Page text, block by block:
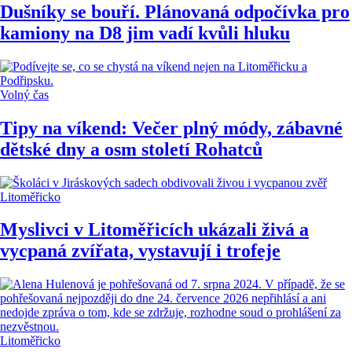
Dušníky se bouří. Plánovaná odpočívka pro
kamiony na D8 jim vadí kvůli hluku
Volný čas
Tipy na víkend: Večer plný módy, zábavné
dětské dny a osm století Rohatců
Litoměřicko
Myslivci v Litoměřicích ukázali živá a
vycpaná zvířata, vystavují i trofeje
Litoměřicko